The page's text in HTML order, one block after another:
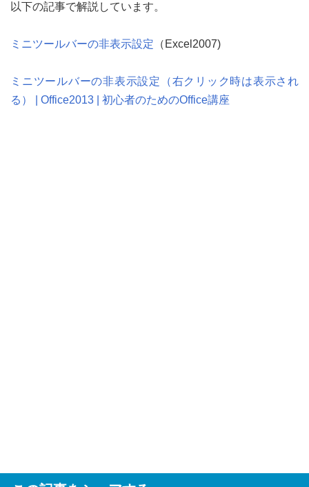
以下の記事で解説しています。
ミニツールバーの非表示設定 （Excel2007)
ミニツールバーの非表示設定（右クリック時は表示され
る） | Office2013 | 初心者のためのOffice講座